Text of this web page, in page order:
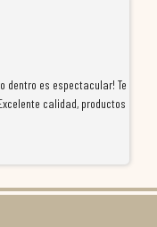
dentro es espectacular! Te
calidad, productos